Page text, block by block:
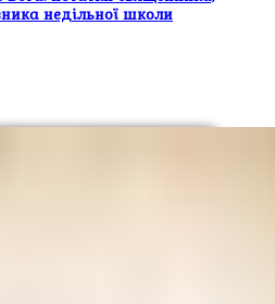
недільної школи